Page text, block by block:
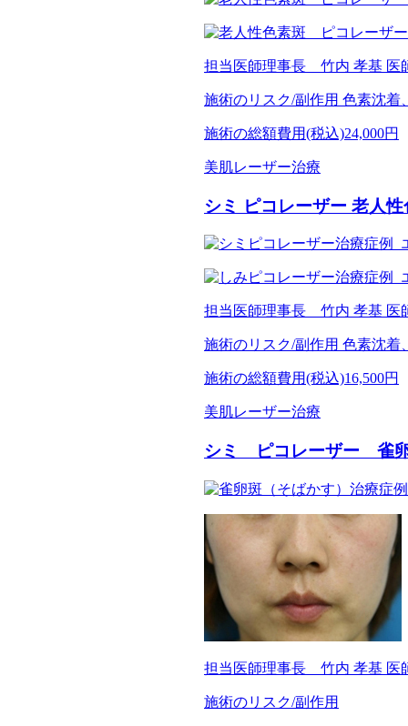
担当医師理事長 竹内 孝基 医
施術のリスク/副作用 色素沈着
施術の総額費用(税込)24,000円
美肌レーザー治療
シミ ピコレーザー 老人
担当医師理事長 竹内 孝基 医
施術のリスク/副作用 色素沈着
施術の総額費用(税込)16,500円
美肌レーザー治療
シミ ピコレーザー 雀
担当医師理事長 竹内 孝基 医
施術のリスク/副作用